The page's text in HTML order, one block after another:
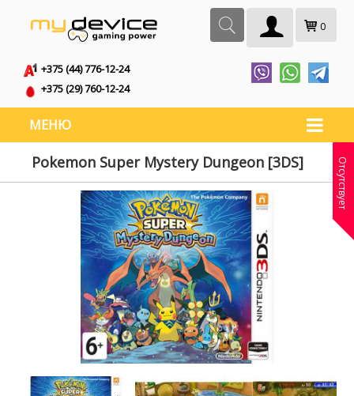
0
+375 (44) 776-12-24
+375 (29) 760-12-24
МЕНЮ
Pokemon Super Mystery Dungeon [3DS] Отсутствует